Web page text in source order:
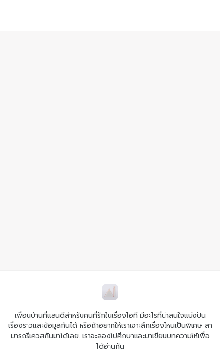
เพื่อนบ้านที่แสนดีสำหรับคนที่รักในเรื่องไอที มีอะไรที่น่าสนใจแบ่งปัน
เรื่องราวและข้อมูลกันได้ หรือถ้าอยากให้เราเจาะลึกเรื่องไหนเป็นพิเศษ สา
มารถรีเควสกันมาได้เลย. เราจะลองไปศึกษาและมาเขียนบทความให้เพื่อ
ได้อ่านกัน